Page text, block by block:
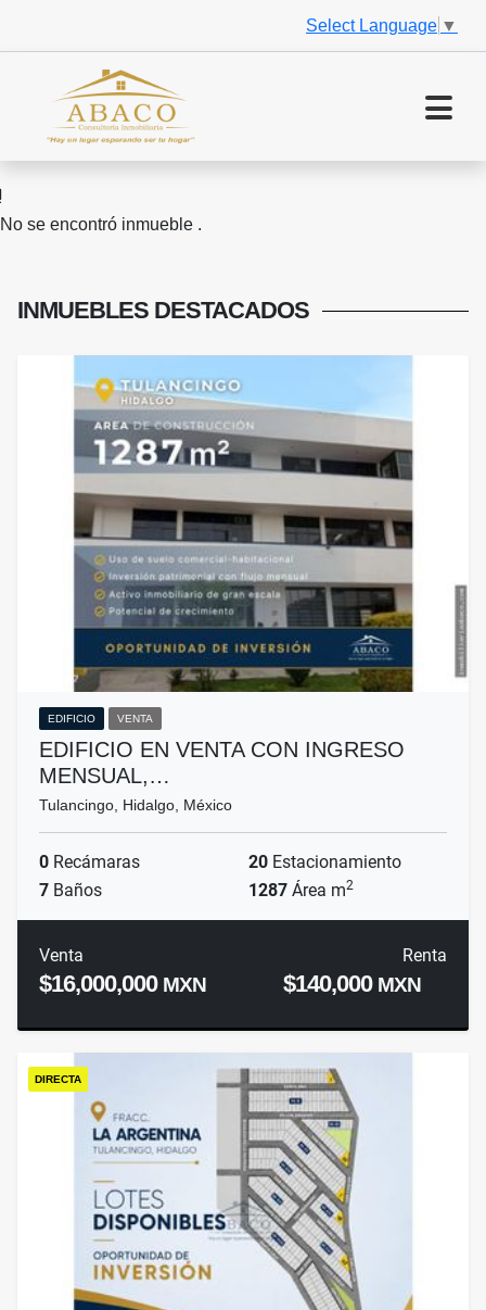
Select Language ▼
No se encontró inmueble .
INMUEBLES DESTACADOS
EDIFICIO VENTA
EDIFICIO EN VENTA CON INGRESO
MENSUAL,…
Tulancingo, Hidalgo, México
0 Recámaras 20 Estacionamiento
7 Baños 1287 Área m2
Venta
$16,000,000 MXN
Renta
$140,000 MXN
DIRECTA